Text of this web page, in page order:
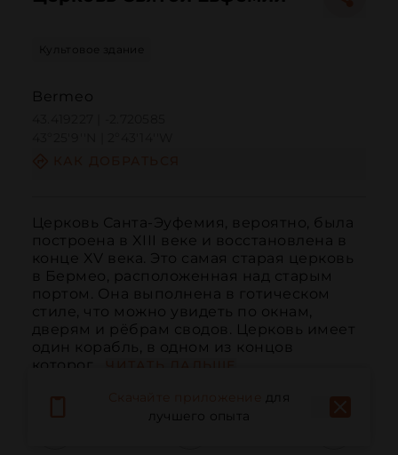
Культовое здание
Bermeo
Церковь Санта-Эуфемия, вероятно, была
построена в XIII веке и восстановлена в
конце XV века. Это самая старая церковь
в Бермео, расположенная над старым
портом. Она выполнена в готическом
стиле, что можно увидеть по окнам,
дверям и рёбрам сводов. Церковь имеет
один корабль, в одном из концов
которог...
для
лучшего опыта